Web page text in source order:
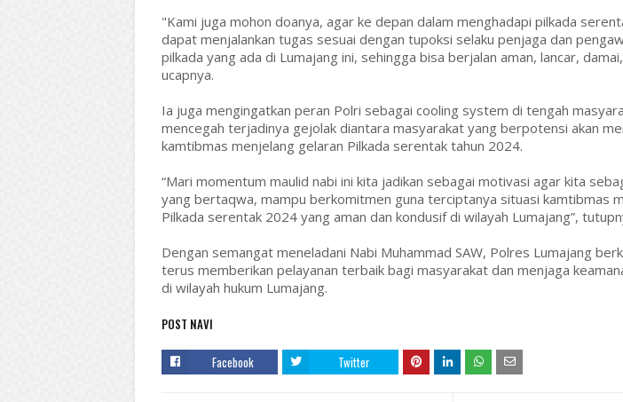
"Kami juga mohon doanya, agar ke depan dalam menghadapi pilkada
dapat menjalankan tugas sesuai dengan tupoksi selaku penjaga dan
pilkada yang ada di Lumajang ini, sehingga bisa berjalan aman, lancar,
ucapnya.
Ia juga mengingatkan peran Polri sebagai cooling system di tengah
mencegah terjadinya gejolak diantara masyarakat yang berpotensi akan
kamtibmas menjelang gelaran Pilkada serentak tahun 2024.
“Mari momentum maulid nabi ini kita jadikan sebagai motivasi agar kita
yang bertaqwa, mampu berkomitmen guna terciptanya situasi kamtibmas
Pilkada serentak 2024 yang aman dan kondusif di wilayah Lumajang”,
Dengan semangat meneladani Nabi Muhammad SAW, Polres Lumajang
terus memberikan pelayanan terbaik bagi masyarakat dan menjaga
di wilayah hukum Lumajang.
POST NAVI
Facebook Twitter